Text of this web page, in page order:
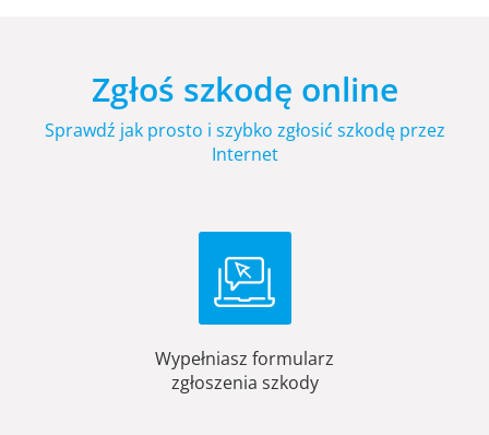
Zgłoś szkodę online
Sprawdź jak prosto i szybko zgłosić szkodę przez
Internet
Wypełniasz formularz
zgłoszenia szkody